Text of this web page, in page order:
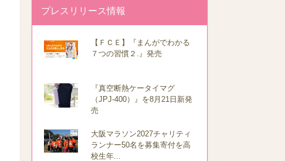
プレスリリース情報
【ＦＣＥ】『まんがでわかる
７つの習慣２.』発売
『真空断熱ケータイマグ
（JPJ-400）』を8月21日新発
売
大阪マラソン2027チャリティ
ランナー50名を募集寄付を高
校生年...